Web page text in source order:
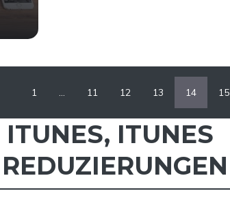
1 … 11 12 13 14 15
ITUNES, ITUNES
REDUZIERUNGEN